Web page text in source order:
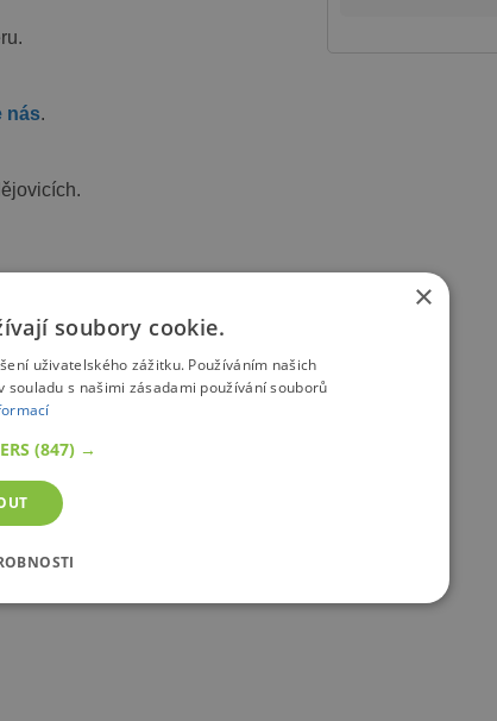
nás.
×
soubory cookie.
uživatelského zážitku. Používáním našich
s našimi zásadami používání souborů
(847) →
SOUBORY CÍLENÍ FUNKČNÍ SOUBORY